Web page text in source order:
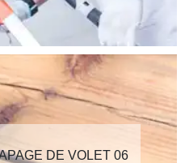
DE VOLET 06